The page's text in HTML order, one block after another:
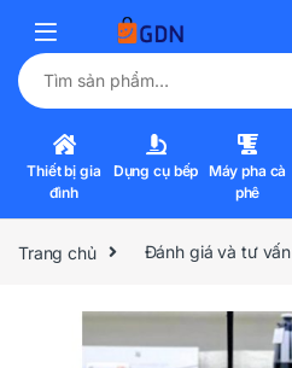
Tìm kiếm:
Thiết bị gia
đình
Dụng cụ bếp Máy pha cà
phê
Trang chủ Đánh giá và tư vấn